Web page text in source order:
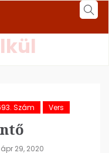
Szám Vers
ápr 29, 2020